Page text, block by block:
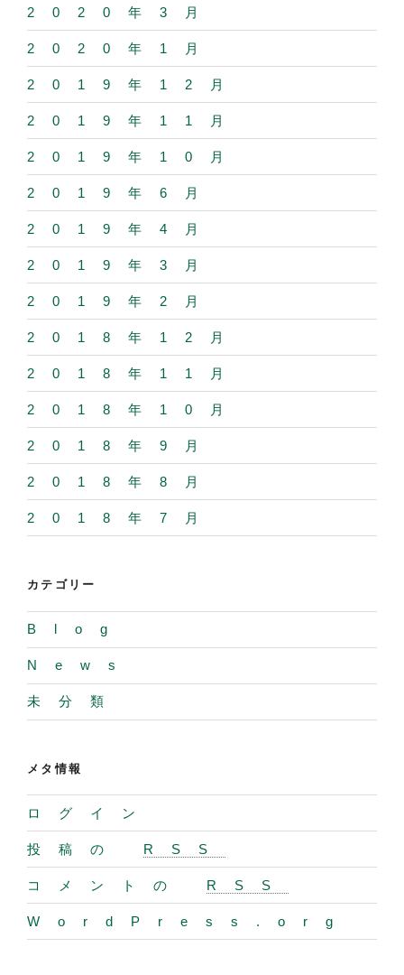
2020年3月
2020年1月
2019年12月
2019年11月
2019年10月
2019年6月
2019年4月
2019年3月
2019年2月
2018年12月
2018年11月
2018年10月
2018年9月
2018年8月
2018年7月
カテゴリー
Blog
News
未分類
メタ情報
ログイン
投稿の RSS
コメントの RSS
WordPress.org